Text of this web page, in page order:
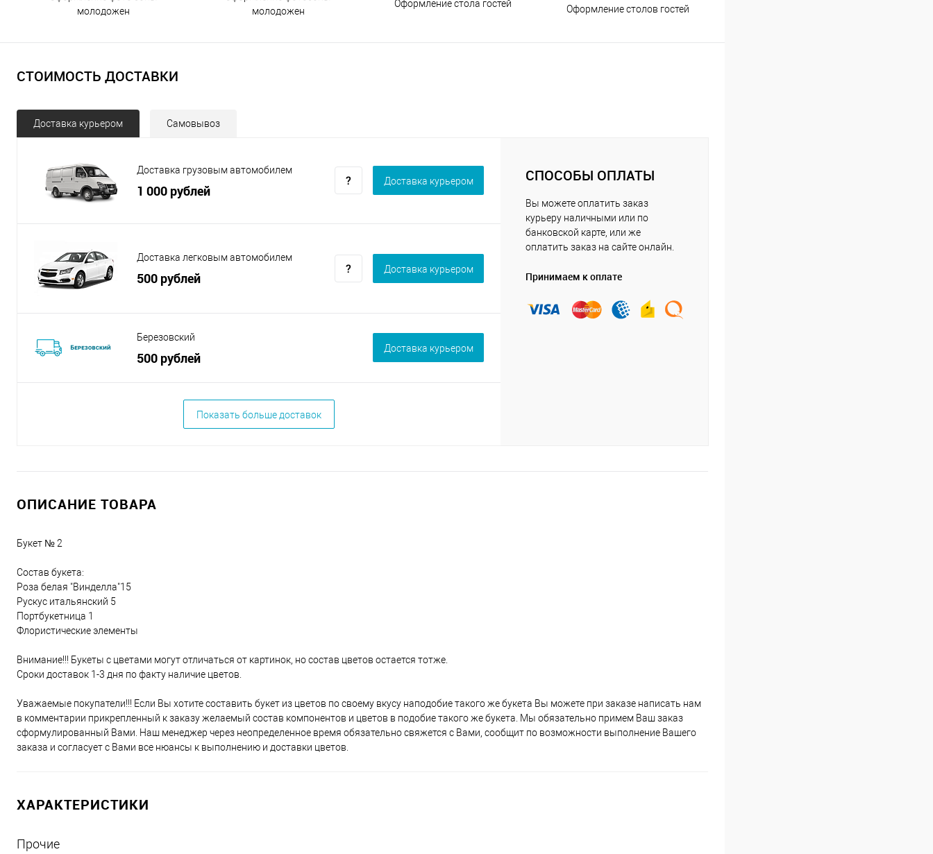
молодожен
молодожен
Оформление стола гостей Оформление столов гостей
СТОИМОСТЬ ДОСТАВКИ
Доставка курьером Самовывоз
Доставка грузовым автомобилем
1 000 рублей
Доставка курьером
Доставка легковым автомобилем
500 рублей
Доставка курьером
Березовский
500 рублей
Доставка курьером
Показать больше доставок
СПОСОБЫ ОПЛАТЫ
Вы можете оплатить заказ
курьеру наличными или по
банковской карте, или же
оплатить заказ на сайте онлайн.
Принимаем к оплате
ОПИСАНИЕ ТОВАРА
Букет № 2
Состав букета:
Роза белая "Винделла"15
Рускус итальянский 5
Портбукетница 1
Флористические элементы
Внимание!!! Букеты с цветами могут отличаться от картинок, но состав цветов остается тотже.
Сроки доставок 1-3 дня по факту наличие цветов.
Уважаемые покупатели!!! Если Вы хотите составить букет из цветов по своему вкусу наподобие такого же букета Вы можете при заказе написать нам
в комментарии прикрепленный к заказу желаемый состав компонентов и цветов в подобие такого же букета. Мы обязательно примем Ваш заказ
сформулированный Вами. Наш менеджер через неопределенное время обязательно свяжется с Вами, сообщит по возможности выполнение Вашего
заказа и согласует с Вами все нюансы к выполнению и доставки цветов.
ХАРАКТЕРИСТИКИ
Прочие